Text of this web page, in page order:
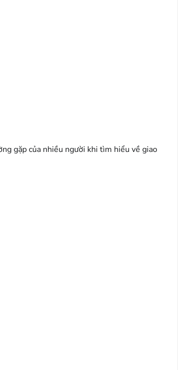
gặp của nhiều người khi tìm hiểu về giao